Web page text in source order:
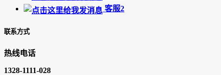
客服2
联系方式
热线电话
1328-1111-028